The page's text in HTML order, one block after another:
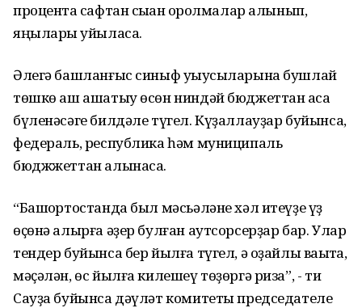
процентҡа сафтан сыҡҡан ҡоролмалар алынып,
яңылары ҡуйыласаҡ.
Әлегә башланғыс синыф уҡыусыларына бушлай
төшкө аш ашатыу өсөн ниндәй бюджеттан аҡса
бүленәсәге билдәле түгел. Күҙаллауҙар буйынса,
федераль, республика һәм муниципаль
бюджжеттан алынасаҡ.
“Башҡортостанда был мәсьәләне хәл итеүҙе үҙ
өҫөнә алырға әҙер булған аутсорсерҙар бар. Улар
тендер буйынса бер йылға түгел, ә оҙайлы ваҡытҡа,
мәҫәлән, өс йылға килешеү төҙөргә риза”, - ти
Сауҙа буйынса дәүләт комитеты председателе